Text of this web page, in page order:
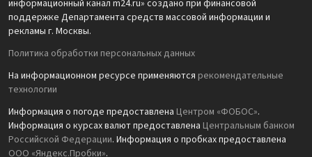
информационный канал m24.ru» создано при финансовой
поддержке Департамента средств массовой информации и
рекламы г. Москвы.
Политика обработки персональных данных
На информационном ресурсе применяются рекомендательные
технологии
Информация о погоде предоставлена Центром «ФОБОС».
Информация о курсах валют предоставлена Центральным банком
Российской Федерации. Информация о пробках предоставлена
ООО «Яндекс.Пробки».